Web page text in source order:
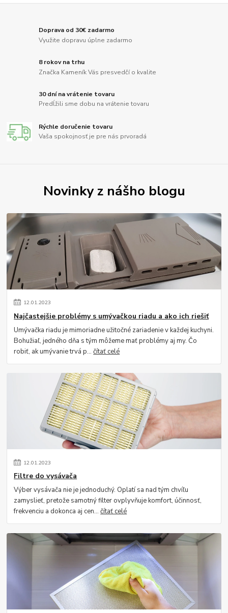
Doprava od 30€ zadarmo
Využite dopravu úplne zadarmo
8 rokov na trhu
Značka Kameník Vás presvedčí o kvalite
30 dní na vrátenie tovaru
Predĺžili sme dobu na vrátenie tovaru
Rýchle doručenie tovaru
Vaša spokojnosť je pre nás prvoradá
Novinky z nášho blogu
12.01.2023
Najčastejšie problémy s umývačkou riadu a ako ich riešiť
Umývačka riadu je mimoriadne užitočné zariadenie v každej kuchyni.
Bohužiaľ, jedného dňa s tým môžeme mať problémy aj my. Čo
robiť, ak umývanie trvá p...čítať celé
12.01.2023
Filtre do vysávača
Výber vysávača nie je jednoduchý. Oplatí sa nad tým chvíľu
zamyslieť, pretože samotný filter ovplyvňuje komfort, účinnosť,
frekvenciu a dokonca aj cen...čítať celé